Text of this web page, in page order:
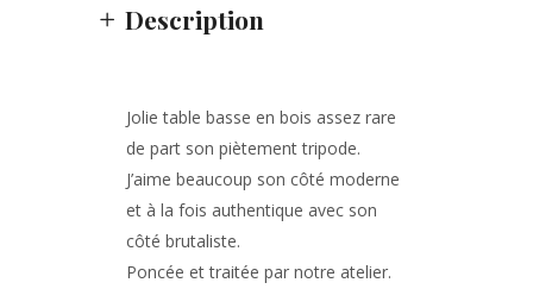
Description
Jolie table basse en bois assez rare
de part son piètement tripode.
J’aime beaucoup son côté moderne
et à la fois authentique avec son
côté brutaliste.
Poncée et traitée par notre atelier.